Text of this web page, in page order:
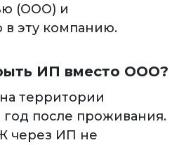
(ООО) и
в эту компанию.
ИП вместо ООО?
территории
год после проживания.
через ИП не